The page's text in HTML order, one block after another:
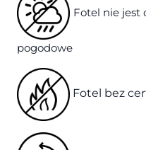
Fotel nie jest
pogodowe
Fotel bez